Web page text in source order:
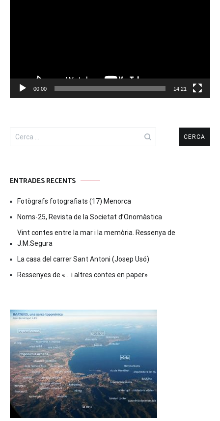
00:00 14:21
Cerca:
ENTRADES RECENTS
Fotògrafs fotografiats (17) Menorca
Noms-25, Revista de la Societat d’Onomàstica
Vint contes entre la mar i la memòria. Ressenya de
J.M.Segura
La casa del carrer Sant Antoni (Josep Usó)
Ressenyes de «… i altres contes en paper»